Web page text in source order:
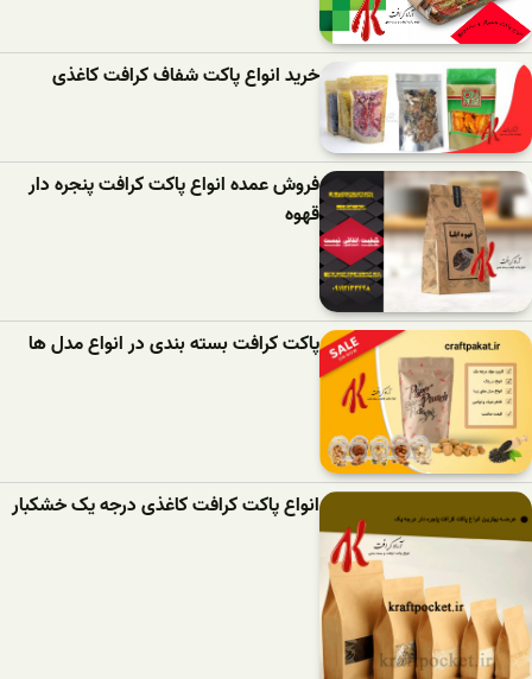
خرید انواع پاکت شفاف کرافت کاغذی
فروش عمده انواع پاکت کرافت پنجره دار
قهوه
پاکت کرافت بسته بندی در انواع مدل ها
انواع پاکت کرافت کاغذی درجه یک خشکبار